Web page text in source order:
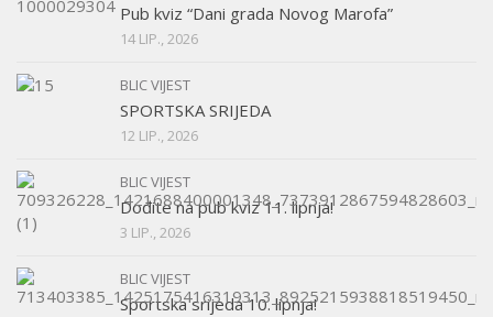
Pub kviz “Dani grada Novog Marofa”
14 LIP., 2026
BLIC VIJEST
SPORTSKA SRIJEDA
12 LIP., 2026
BLIC VIJEST
Dođite na pub kviz 11. lipnja!
3 LIP., 2026
BLIC VIJEST
Sportska srijeda 10. lipnja!